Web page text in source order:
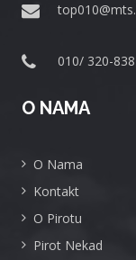
010/ 320-838
O NAMA
O Nama
Kontakt
O Pirotu
Pirot Nekad